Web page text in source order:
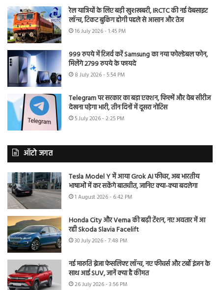
रेल यात्रियों के लिए बड़ी खुशखबरी, IRCTC की नई वेबसाइट
लॉन्च, टिकट बुकिंग होगी पहले से आसान और तेज
16 July 2026 - 1:45 PM
999 रुपये में रिजर्व करें Samsung का नया फोल्डेबल फोन,
मिलेंगे 2799 रुपये के फायदे
8 July 2026 - 5:54 PM
Telegram पर सरकार का बड़ा एक्शन, फिल्में और वेब सीरीज
देखना पड़ेगा भारी, तीन दिनों में दूसरा नोटिस
5 July 2026 - 2:25 PM
ऑटो जगत
Tesla Model Y में आया Grok AI फीचर, अब भारतीय
भाषाओं में कर सकेंगे बातचीत, जानिए क्या-क्या बदलेगा
1 August 2026 - 6:42 PM
Honda City और Verna की बढ़ी टेंशन, नए अवतार में आ
रही Skoda Slavia Facelift
30 July 2026 - 7:48 PM
नई मारुति ब्रेजा फेसलिफ्ट लॉन्च, नए फीचर्स और टर्बो इंजन के
साथ आई SUV, जानें क्या है कीमत
26 July 2026 - 3:56 PM